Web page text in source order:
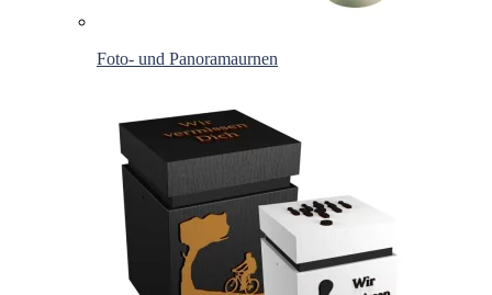
Foto- und Panoramaurnen